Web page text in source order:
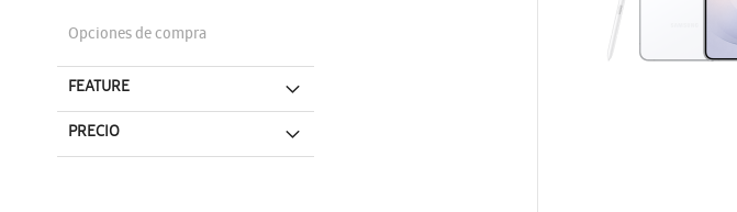
Opciones de compra
FEATURE
PRECIO